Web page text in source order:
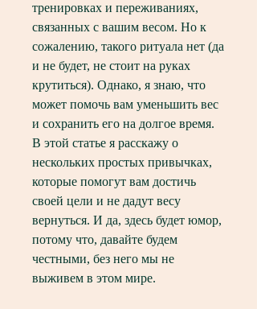
тренировках и переживаниях,
связанных с вашим весом. Но к
сожалению, такого ритуала нет (да
и не будет, не стоит на руках
крутиться). Однако, я знаю, что
может помочь вам уменьшить вес
и сохранить его на долгое время.
В этой статье я расскажу о
нескольких простых привычках,
которые помогут вам достичь
своей цели и не дадут весу
вернуться. И да, здесь будет юмор,
потому что, давайте будем
честными, без него мы не
выживем в этом мире.